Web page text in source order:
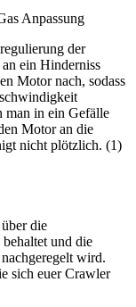
Anpassung
der
ein Hinderniss
Motor nach, sodass
man in ein Gefälle
Motor an die
nicht plötzlich. (1)
die
und die
wird.
sich euer Crawler